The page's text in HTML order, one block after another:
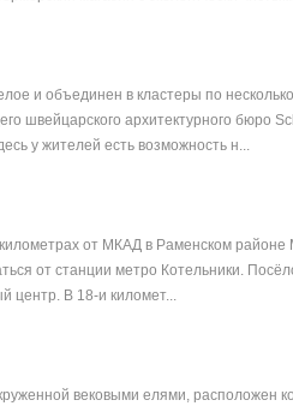
и объединен в кластеры по
швейцарского архитектурного бюро
у жителей есть возможность н...
от МКАД в Раменском районе
от станции метро Котельники.
центр. В 18-и километ...
вековыми елями, расположен